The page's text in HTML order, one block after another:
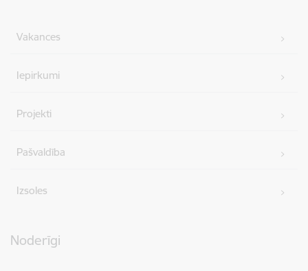
Vakances
Iepirkumi
Projekti
Pašvaldība
Izsoles
Noderīgi